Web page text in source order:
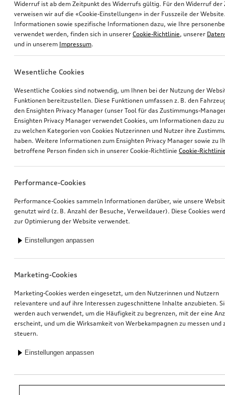
*Unverbindliche Preisempfehlung der Importeurin AMAG Import AG. Inkl.
gesetzlicher MwSt. Preise beim Audi Partner können abweichen; weitere
Widerruf ist ab dem Zeitpunkt des Widerrufs gültig. Für den Widerruf der
verweisen wir auf die «Cookie-Einstellungen» in der Fusszeile der
Informationen sowie spezifische Informationen dazu, wie Ihre
verwendet werden, finden sich in unserer Cookie-Richtlinie, unserer
und in unserem Impressum.
Wesentliche Cookies
Wesentliche Cookies sind notwendig, um Ihnen bei der Nutzung der
Funktionen bereitzustellen. Diese Funktionen umfassen z. B. den
den Ensighten Privacy Manager (unser Tool für das Zustimmungs-
Ensighten Privacy Manager verwendet Cookies, um Informationen dazu
zu welchen Kategorien von Cookies Nutzerinnen und Nutzer ihre
haben. Weitere Informationen zum Ensighten Privacy Manager sowie zu
betroffene Person finden sich in unserer Cookie-Richtlinie Cookie-
Performance-Cookies
Performance-Cookies sammeln Informationen darüber, wie unsere
genutzt wird (z. B. Anzahl der Besuche, Verweildauer). Diese Cookies
zur Optimierung der Website verwendet.
Einstellungen anpassen
Marketing-Cookies
Marketing-Cookies werden eingesetzt, um den Nutzerinnen und Nutzern
relevantere und auf ihre Interessen zugeschnittene Inhalte anzubieten.
werden auch verwendet, um die Häufigkeit zu begrenzen, mit der eine
erscheint, und um die Wirksamkeit von Werbekampagnen zu messen und
steuern.
Einstellungen anpassen